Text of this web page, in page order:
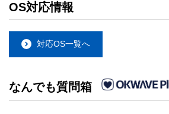
OS対応情報
対応OS一覧へ
なんでも質問箱